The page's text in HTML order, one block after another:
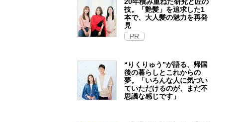
技。「艶髪」を追求した1
本で、大人髪の魅力を再発
見
PR
“りくりゅう”が語る、帰国
後の暮らしとこれからの
夢。「いろんな人に気づい
ていただけるのが、まだ不
思議な感じです」